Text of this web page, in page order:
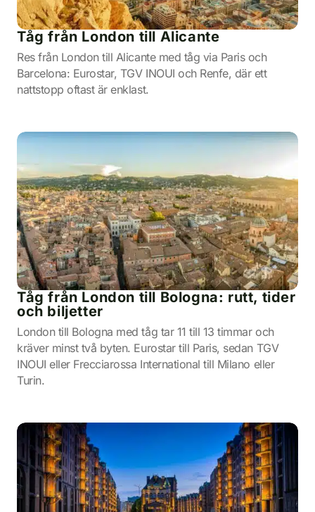
Tåg från London till Alicante
Res från London till Alicante med tåg via Paris och
Barcelona: Eurostar, TGV INOUI och Renfe, där ett
nattstopp oftast är enklast.
Tåg från London till Bologna: rutt, tider
och biljetter
London till Bologna med tåg tar 11 till 13 timmar och
kräver minst två byten. Eurostar till Paris, sedan TGV
INOUI eller Frecciarossa International till Milano eller
Turin.